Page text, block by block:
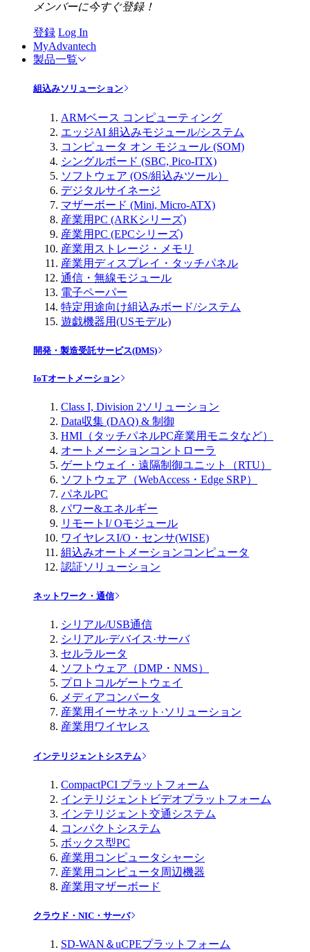
メンバーに今すぐ登録！
登録 Log In
MyAdvantech
製品一覧
組込みソリューション
ARMベース コンピューティング
エッジAI 組込みモジュール/システム
コンピュータ オン モジュール (SOM)
シングルボード (SBC, Pico-ITX)
ソフトウェア (OS/組込みツール）
デジタルサイネージ
マザーボード (Mini, Micro-ATX)
産業用PC (ARKシリーズ)
産業用PC (EPCシリーズ)
産業用ストレージ・メモリ
産業用ディスプレイ・タッチパネル
通信・無線モジュール
電子ペーパー
特定用途向け組込みボード/システム
遊戯機器用(USモデル)
開発・製造受託サービス(DMS)
IoTオートメーション
Class I, Division 2ソリューション
Data収集 (DAQ) & 制御
HMI（タッチパネルPC産業用モニタなど）
オートメーションコントローラ
ゲートウェイ・遠隔制御ユニット（RTU）
ソフトウェア（WebAccess・Edge SRP）
パネルPC
パワー&エネルギー
リモートI/ Oモジュール
ワイヤレスI/O・センサ(WISE)
組込みオートメーションコンピュータ
認証ソリューション
ネットワーク・通信
シリアル/USB通信
シリアル·デバイス·サーバ
セルラルータ
ソフトウェア（DMP・NMS）
プロトコルゲートウェイ
メディアコンバータ
産業用イーサネット·ソリューション
産業用ワイヤレス
インテリジェントシステム
CompactPCI プラットフォーム
インテリジェントビデオプラットフォーム
インテリジェント交通システム
コンパクトシステム
ボックス型PC
産業用コンピュータシャーシ
産業用コンピュータ周辺機器
産業用マザーボード
クラウド・NIC・サーバ
SD-WAN＆uCPEプラットフォーム